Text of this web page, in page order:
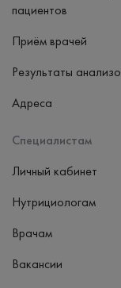
пациентов
Приём врачей
Результаты
Адреса
Специалистам
Личный кабинет
Нутрициологам
Врачам
Вакансии